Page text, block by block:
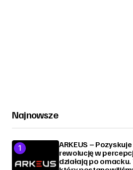
Najnowsze
ARKEUS –
rewolucję w
działają po